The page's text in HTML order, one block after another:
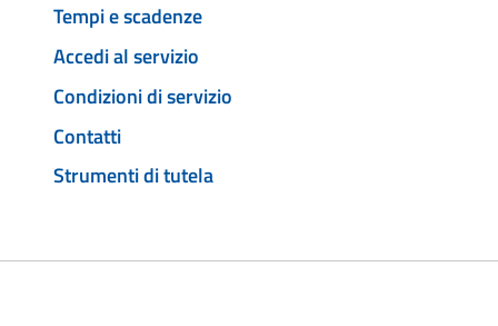
Tempi e scadenze
Accedi al servizio
Condizioni di servizio
Contatti
Strumenti di tutela